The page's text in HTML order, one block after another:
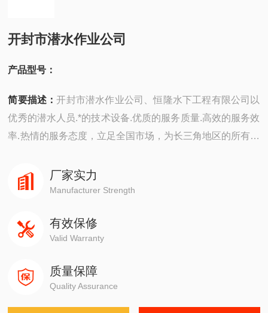
开封市潜水作业公司
产品型号：
简要描述：开封市潜水作业公司、恒隆水下工程有限公司以
优秀的潜水人员.*的技术设备.优质的服务质量.高效的服务效
率.热情的服务态度，立足全国市场，为长三角地区的所有客
厂家实力
Manufacturer Strength
有效保修
Valid Warranty
质量保障
Quality Assurance